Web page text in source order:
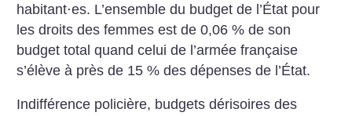
habitant⋅es. L’ensemble du budget de l’État pour
les droits des femmes est de 0,06 % de son
budget total quand celui de l’armée française
s’élève à près de 15 % des dépenses de l’État.
Indifférence policière, budgets dérisoires des